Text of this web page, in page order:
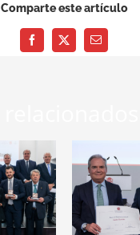
Comparte este artículo
Facebook
X
Correo
electrónico